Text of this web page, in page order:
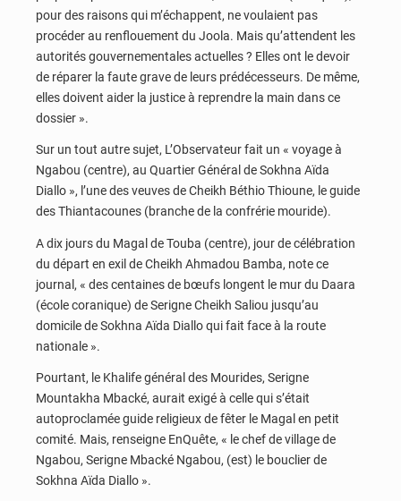
pour des raisons qui m’échappent, ne voulaient pas
procéder au renflouement du Joola. Mais qu’attendent les
autorités gouvernementales actuelles ? Elles ont le devoir
de réparer la faute grave de leurs prédécesseurs. De même,
elles doivent aider la justice à reprendre la main dans ce
dossier ».
Sur un tout autre sujet, L’Observateur fait un « voyage à
Ngabou (centre), au Quartier Général de Sokhna Aïda
Diallo », l’une des veuves de Cheikh Béthio Thioune, le guide
des Thiantacounes (branche de la confrérie mouride).
A dix jours du Magal de Touba (centre), jour de célébration
du départ en exil de Cheikh Ahmadou Bamba, note ce
journal, « des centaines de bœufs longent le mur du Daara
(école coranique) de Serigne Cheikh Saliou jusqu’au
domicile de Sokhna Aïda Diallo qui fait face à la route
nationale ».
Pourtant, le Khalife général des Mourides, Serigne
Mountakha Mbacké, aurait exigé à celle qui s’était
autoproclamée guide religieux de fêter le Magal en petit
comité. Mais, renseigne EnQuête, « le chef de village de
Ngabou, Serigne Mbacké Ngabou, (est) le bouclier de
Sokhna Aïda Diallo ».